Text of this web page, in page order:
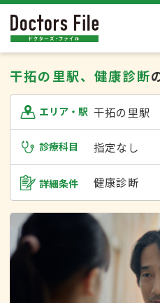
干拓の里駅、健康診断
エリア・駅 干拓の里駅
診療科目 指定なし
詳細条件 健康診断